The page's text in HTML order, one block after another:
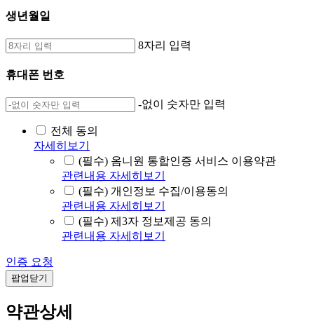
생년월일
8자리 입력
휴대폰 번호
-없이 숫자만 입력
전체 동의
자세히보기
(필수) 옴니원 통합인증 서비스 이용약관
관련내용 자세히보기
(필수) 개인정보 수집/이용동의
관련내용 자세히보기
(필수) 제3자 정보제공 동의
관련내용 자세히보기
인증 요청
팝업닫기
약관상세